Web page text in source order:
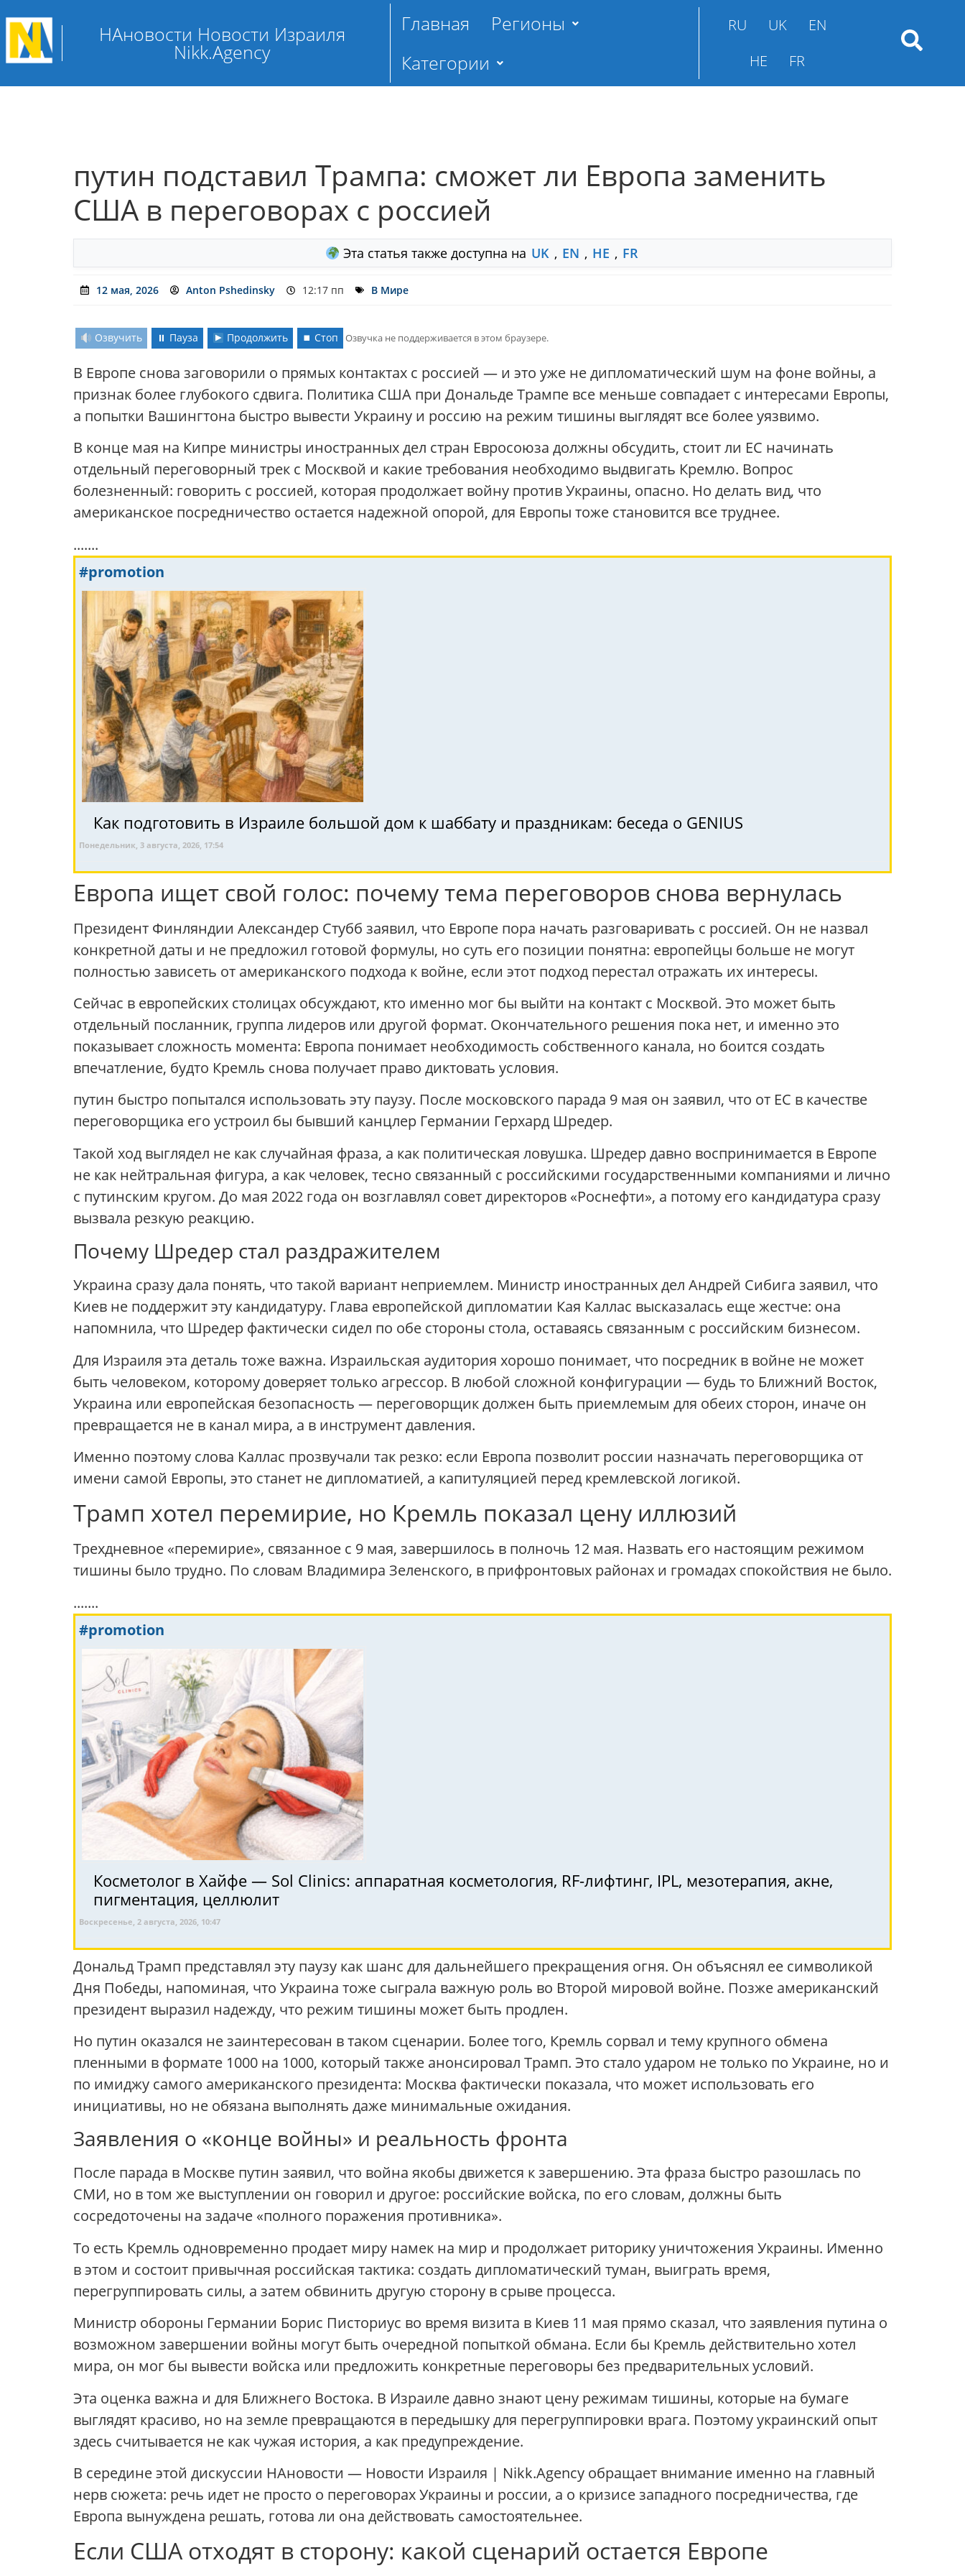
НАновости Новости Израиля
Nikk.Agency
Главная
Регионы
Категории
RU UK
EN
HE
FR
путин подставил Трампа: сможет ли Европа заменить
США в переговорах с россией
Эта статья также доступна на UK , EN , HE , FR
12 мая, 2026 Anton Pshedinsky 12:17 пп В Мире
Озвучить ⏸ Пауза Продолжить ⏹ Стоп Озвучка не поддерживается в этом браузере.
В Европе снова заговорили о прямых контактах с россией — и это уже не дипломатический шум на фоне войны, а
признак более глубокого сдвига. Политика США при Дональде Трампе все меньше совпадает с интересами Европы,
а попытки Вашингтона быстро вывести Украину и россию на режим тишины выглядят все более уязвимо.
В конце мая на Кипре министры иностранных дел стран Евросоюза должны обсудить, стоит ли ЕС начинать
отдельный переговорный трек с Москвой и какие требования необходимо выдвигать Кремлю. Вопрос
болезненный: говорить с россией, которая продолжает войну против Украины, опасно. Но делать вид, что
американское посредничество остается надежной опорой, для Европы тоже становится все труднее.
.......
#promotion
Как подготовить в Израиле большой дом к шаббату и праздникам: беседа о GENIUS
Понедельник, 3 августа, 2026, 17:54
Европа ищет свой голос: почему тема переговоров снова вернулась
Президент Финляндии Александер Стубб заявил, что Европе пора начать разговаривать с россией. Он не назвал
конкретной даты и не предложил готовой формулы, но суть его позиции понятна: европейцы больше не могут
полностью зависеть от американского подхода к войне, если этот подход перестал отражать их интересы.
Сейчас в европейских столицах обсуждают, кто именно мог бы выйти на контакт с Москвой. Это может быть
отдельный посланник, группа лидеров или другой формат. Окончательного решения пока нет, и именно это
показывает сложность момента: Европа понимает необходимость собственного канала, но боится создать
впечатление, будто Кремль снова получает право диктовать условия.
путин быстро попытался использовать эту паузу. После московского парада 9 мая он заявил, что от ЕС в качестве
переговорщика его устроил бы бывший канцлер Германии Герхард Шредер.
Такой ход выглядел не как случайная фраза, а как политическая ловушка. Шредер давно воспринимается в Европе
не как нейтральная фигура, а как человек, тесно связанный с российскими государственными компаниями и лично
с путинским кругом. До мая 2022 года он возглавлял совет директоров «Роснефти», а потому его кандидатура сразу
вызвала резкую реакцию.
Почему Шредер стал раздражителем
Украина сразу дала понять, что такой вариант неприемлем. Министр иностранных дел Андрей Сибига заявил, что
Киев не поддержит эту кандидатуру. Глава европейской дипломатии Кая Каллас высказалась еще жестче: она
напомнила, что Шредер фактически сидел по обе стороны стола, оставаясь связанным с российским бизнесом.
Для Израиля эта деталь тоже важна. Израильская аудитория хорошо понимает, что посредник в войне не может
быть человеком, которому доверяет только агрессор. В любой сложной конфигурации — будь то Ближний Восток,
Украина или европейская безопасность — переговорщик должен быть приемлемым для обеих сторон, иначе он
превращается не в канал мира, а в инструмент давления.
Именно поэтому слова Каллас прозвучали так резко: если Европа позволит россии назначать переговорщика от
имени самой Европы, это станет не дипломатией, а капитуляцией перед кремлевской логикой.
Трамп хотел перемирие, но Кремль показал цену иллюзий
Трехдневное «перемирие», связанное с 9 мая, завершилось в полночь 12 мая. Назвать его настоящим режимом
тишины было трудно. По словам Владимира Зеленского, в прифронтовых районах и громадах спокойствия не было.
.......
#promotion
Косметолог в Хайфе — Sol Clinics: аппаратная косметология, RF-лифтинг, IPL, мезотерапия, акне,
пигментация, целлюлит
Воскресенье, 2 августа, 2026, 10:47
Дональд Трамп представлял эту паузу как шанс для дальнейшего прекращения огня. Он объяснял ее символикой
Дня Победы, напоминая, что Украина тоже сыграла важную роль во Второй мировой войне. Позже американский
президент выразил надежду, что режим тишины может быть продлен.
Но путин оказался не заинтересован в таком сценарии. Более того, Кремль сорвал и тему крупного обмена
пленными в формате 1000 на 1000, который также анонсировал Трамп. Это стало ударом не только по Украине, но и
по имиджу самого американского президента: Москва фактически показала, что может использовать его
инициативы, но не обязана выполнять даже минимальные ожидания.
Заявления о «конце войны» и реальность фронта
После парада в Москве путин заявил, что война якобы движется к завершению. Эта фраза быстро разошлась по
СМИ, но в том же выступлении он говорил и другое: российские войска, по его словам, должны быть
сосредоточены на задаче «полного поражения противника».
То есть Кремль одновременно продает миру намек на мир и продолжает риторику уничтожения Украины. Именно
в этом и состоит привычная российская тактика: создать дипломатический туман, выиграть время,
перегруппировать силы, а затем обвинить другую сторону в срыве процесса.
Министр обороны Германии Борис Писториус во время визита в Киев 11 мая прямо сказал, что заявления путина о
возможном завершении войны могут быть очередной попыткой обмана. Если бы Кремль действительно хотел
мира, он мог бы вывести войска или предложить конкретные переговоры без предварительных условий.
Эта оценка важна и для Ближнего Востока. В Израиле давно знают цену режимам тишины, которые на бумаге
выглядят красиво, но на земле превращаются в передышку для перегруппировки врага. Поэтому украинский опыт
здесь считывается не как чужая история, а как предупреждение.
В середине этой дискуссии НАновости — Новости Израиля | Nikk.Agency обращает внимание именно на главный
нерв сюжета: речь идет не просто о переговорах Украины и россии, а о кризисе западного посредничества, где
Европа вынуждена решать, готова ли она действовать самостоятельнее.
Если США отходят в сторону: какой сценарий остается Европе